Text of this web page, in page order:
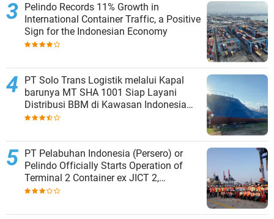
Pelindo Records 11% Growth in
International Container Traffic, a Positive
Sign for the Indonesian Economy
PT Solo Trans Logistik melalui Kapal
barunya MT SHA 1001 Siap Layani
Distribusi BBM di Kawasan Indonesia
bagian Timur
PT Pelabuhan Indonesia (Persero) or
Pelindo Officially Starts Operation of
Terminal 2 Container ex JICT 2,
Strengthening Productivity of Tanjung